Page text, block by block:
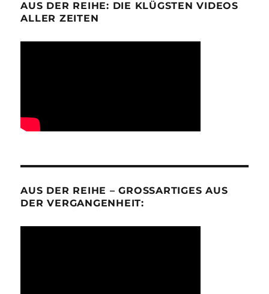
AUS DER REIHE: DIE KLÜGSTEN VIDEOS
ALLER ZEITEN
AUS DER REIHE – GROSSARTIGES AUS D
ER VERGANGENHEIT: